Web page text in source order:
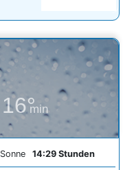
16°
min
Sonne 14:29 Stunden